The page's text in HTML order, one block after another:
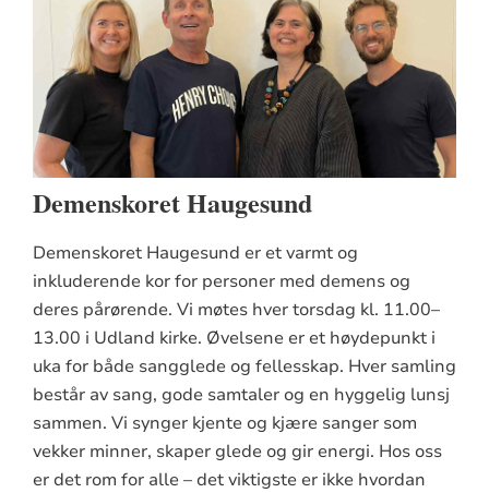
Demenskoret Haugesund
Demenskoret Haugesund er et varmt og
inkluderende kor for personer med demens og
deres pårørende. Vi møtes hver torsdag kl. 11.00–
13.00 i Udland kirke. Øvelsene er et høydepunkt i
uka for både sangglede og fellesskap. Hver samling
består av sang, gode samtaler og en hyggelig lunsj
sammen. Vi synger kjente og kjære sanger som
vekker minner, skaper glede og gir energi. Hos oss
er det rom for alle – det viktigste er ikke hvordan